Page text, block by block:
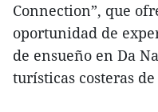
Connection”, que
oportunidad de
de ensueño en Da
turísticas costeras